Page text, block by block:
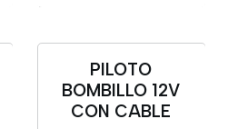
PILOTO
BOMBILLO 12V
CON CABLE